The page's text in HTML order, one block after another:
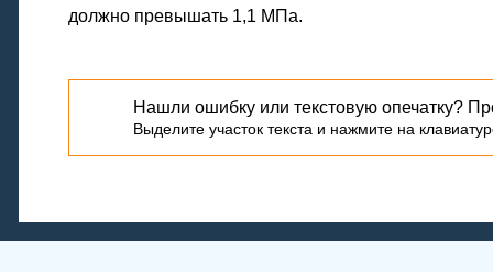
должно превышать 1,1 МПа.
Нашли ошибку или текстовую опечатку?
Выделите участок текста и нажмите на